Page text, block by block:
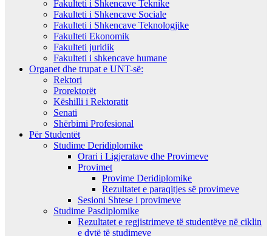
Fakulteti i Shkencave Teknike
Fakulteti i Shkencave Sociale
Fakulteti i Shkencave Teknologjike
Fakulteti Ekonomik
Fakulteti juridik
Fakulteti i shkencave humane
Organet dhe trupat e UNT-së:
Rektori
Prorektorët
Këshilli i Rektoratit
Senati
Shërbimi Profesional
Për Studentët
Studime Deridiplomike
Orari i Ligjeratave dhe Provimeve
Provimet
Provime Deridiplomike
Rezultatet e paraqitjes së provimeve
Sesioni Shtese i provimeve
Studime Pasdiplomike
Rezultatet e regjistrimeve të studentëve në ciklin
e dytë të studimeve